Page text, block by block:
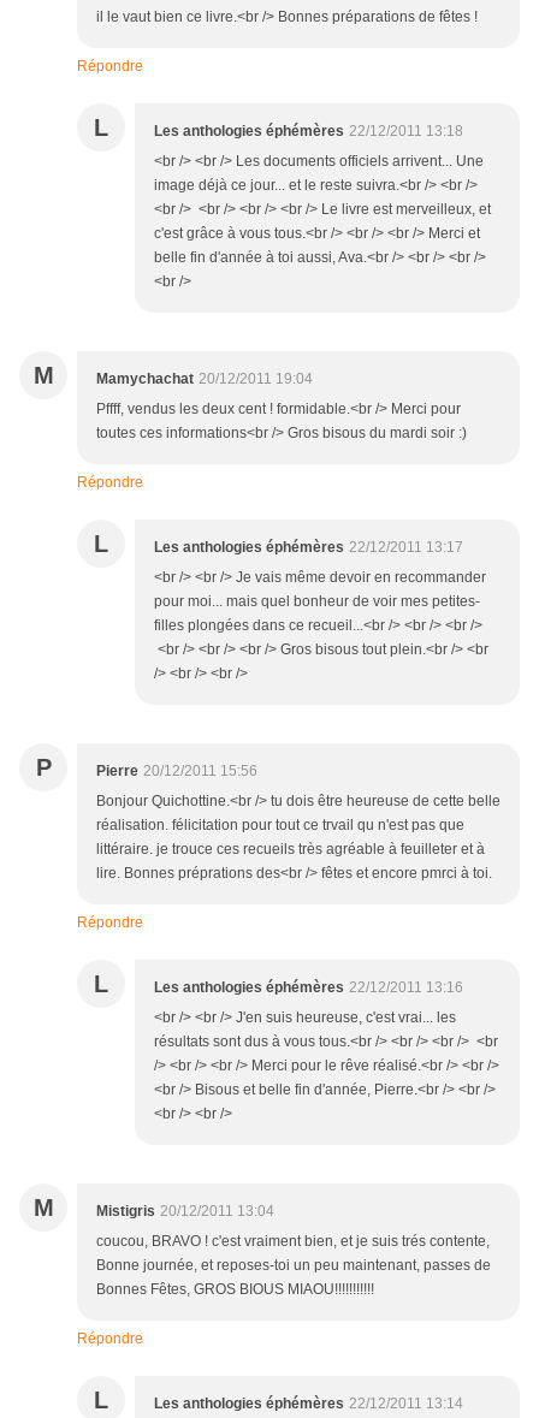
il le vaut bien ce livre.<br /> Bonnes préparations de fêtes !
Répondre
L Les anthologies éphémères 22/12/2011 13:18
<br /> <br /> Les documents officiels arrivent... Une
image déjà ce jour... et le reste suivra.<br /> <br />
<br /> <br /> <br /> <br /> Le livre est merveilleux, et
c'est grâce à vous tous.<br /> <br /> <br /> Merci et
belle fin d'année à toi aussi, Ava.<br /> <br /> <br />
<br />
M Mamychachat 20/12/2011 19:04
Pffff, vendus les deux cent ! formidable.<br /> Merci pour
toutes ces informations<br /> Gros bisous du mardi soir :)
Répondre
L Les anthologies éphémères 22/12/2011 13:17
<br /> <br /> Je vais même devoir en recommander
pour moi... mais quel bonheur de voir mes petites-
filles plongées dans ce recueil...<br /> <br /> <br />
<br /> <br /> <br /> Gros bisous tout plein.<br /> <br
/> <br /> <br />
P Pierre 20/12/2011 15:56
Bonjour Quichottine.<br /> tu dois être heureuse de cette belle
réalisation. félicitation pour tout ce trvail qu n'est pas que
littéraire. je trouce ces recueils très agréable à feuilleter et à
lire. Bonnes préprations des<br /> fêtes et encore pmrci à toi.
Répondre
L Les anthologies éphémères 22/12/2011 13:16
<br /> <br /> J'en suis heureuse, c'est vrai... les
résultats sont dus à vous tous.<br /> <br /> <br /> <br
/> <br /> <br /> Merci pour le rêve réalisé.<br /> <br />
<br /> Bisous et belle fin d'année, Pierre.<br /> <br />
<br /> <br />
M Mistigris 20/12/2011 13:04
coucou, BRAVO ! c'est vraiment bien, et je suis trés contente,
Bonne journée, et reposes-toi un peu maintenant, passes de
Bonnes Fêtes, GROS BIOUS MIAOU!!!!!!!!!!!
Répondre
L Les anthologies éphémères 22/12/2011 13:14